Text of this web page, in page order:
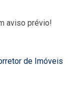
aviso prévio!
de Imóveis